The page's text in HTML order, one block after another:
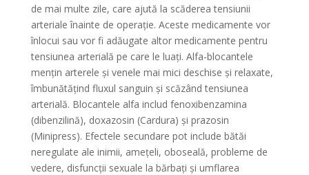
de mai multe zile, care ajută la scăderea tensiunii
arteriale înainte de operație. Aceste medicamente vor
înlocui sau vor fi adăugate altor medicamente pentru
tensiunea arterială pe care le luați. Alfa-blocantele
mențin arterele și venele mai mici deschise și relaxate,
îmbunătățind fluxul sanguin și scăzând tensiunea
arterială. Blocantele alfa includ fenoxibenzamina
(dibenzilină), doxazosin (Cardura) și prazosin
(Minipress). Efectele secundare pot include bătăi
neregulate ale inimii, amețeli, oboseală, probleme de
vedere, disfuncții sexuale la bărbați și umflarea